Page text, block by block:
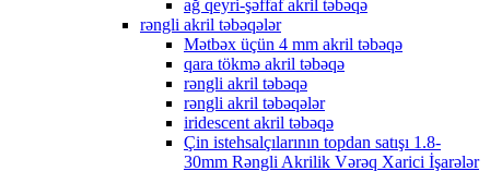
ağ qeyri-şəffaf akril təbəqə
rəngli akril təbəqələr
Mətbəx üçün 4 mm akril təbəqə
qara tökmə akril təbəqə
rəngli akril təbəqə
rəngli akril təbəqələr
iridescent akril təbəqə
Çin istehsalçılarının topdan satışı 1.8-
30mm Rəngli Akrilik Vərəq Xarici İşarələr